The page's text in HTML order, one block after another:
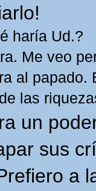
haría Ud.?
Me veo
al papado.
las
un
sus
a